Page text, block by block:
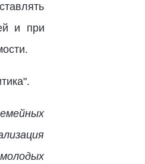
и при